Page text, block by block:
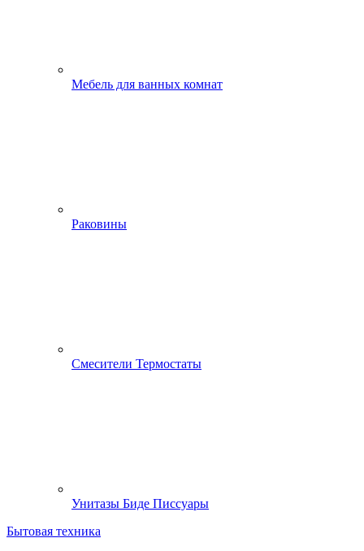
Мебель для ванных комнат
Раковины
Смесители Термостаты
Унитазы Биде Писсуары
Бытовая техника